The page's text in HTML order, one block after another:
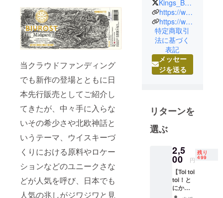
当クラウドファンディング
でも新作の登場とともに日
本先行販売としてご紹介し
てきたが、中々手に入らな
いその希少さや北欧神話と
いうテーマ、ウイスキーづ
くりにおける原料やロケー
ションなどのユニークさな
どが人気を呼び、日本でも
人気の兆しがジワジワと見
て
ドイツと北
欧の国々が
作るお酒の
美味しさと
その背景に
ある各蒸溜
し、日本で
はまだ知ら
れていない
ハイクオリ
ティな蒸溜
酒と蒸溜所
が持つ物語
を広めるた
Kings_Barrel
https://www.kingsbarrel.shop
https://www.rakuten.co.jp/kingsbarrel/
特定商取引
法に基づく
表記
メッセー
ジを送る
リターンを
選ぶ
2,5
00 円
残り
499
【Toi toi
toi！と
にかく
応